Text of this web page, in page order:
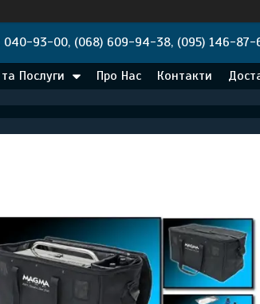
040-93-00, (068) 609-94-38, (095) 146-87-
Послуги Про Нас Контакти